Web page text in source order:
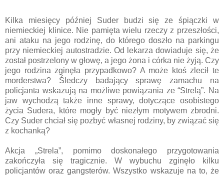
Kilka miesięcy później Suder budzi się ze śpiączki w
niemieckiej klinice. Nie pamięta wielu rzeczy z przeszłości,
ani ataku na jego rodzinę, do którego doszło na parkingu
przy niemieckiej autostradzie. Od lekarza dowiaduje się, że
został postrzelony w głowę, a jego żona i córka nie żyją. Czy
jego rodzina zginęła przypadkowo? A może ktoś zlecił te
morderstwa? Śledczy badający sprawę zamachu na
policjanta wskazują na możliwe powiązania ze “Strelą”. Na
jaw wychodzą także inne sprawy, dotyczące osobistego
życia Sudera, które mogły być niezłym motywem zbrodni.
Czy Suder chciał się pozbyć własnej rodziny, by związać się
z kochanką?
Akcja „Strela”, pomimo doskonałego przygotowania
zakończyła się tragicznie. W wybuchu zginęło kilku
policjantów oraz gangsterów. Wszystko wskazuje na to, że